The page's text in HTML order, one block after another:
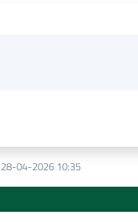
28-04-2026 10:35